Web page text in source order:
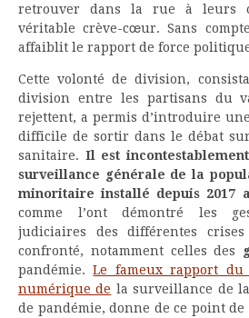
retrouver dans la rue à leurs
véritable crève-cœur. Sans
affaiblit le rapport de force
Cette volonté de division,
division entre les partisans du
rejettent, a permis d’introduire
difficile de sortir dans le débat
sanitaire. Il est
surveillance générale de la
minoritaire installé depuis 2017
comme l’ont démontré les
judiciaires des différentes
confronté, notamment celles des
pandémie.Le fameux rapport
numérique de la surveillance de
de pandémie, donne de ce point